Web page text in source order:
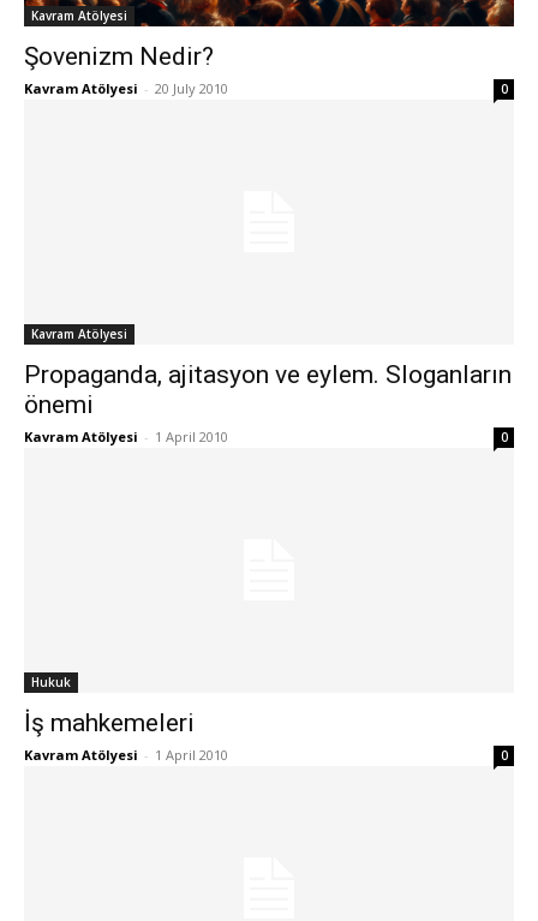
Kavram Atölyesi
Şovenizm Nedir?
Kavram Atölyesi - 20 July 2010 0
Kavram Atölyesi
Propaganda, ajitasyon ve eylem. Sloganların
önemi
Kavram Atölyesi - 1 April 2010 0
Hukuk
İş mahkemeleri
Kavram Atölyesi - 1 April 2010 0